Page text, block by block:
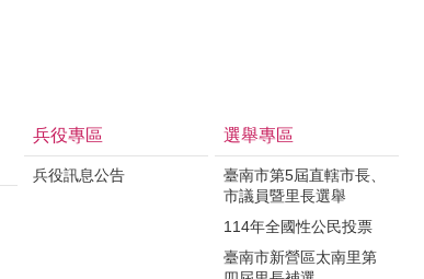
兵役專區
兵役訊息公告
選舉專區
臺南市第5屆直轄市長、
市議員暨里長選舉
114年全國性公民投票
臺南市新營區太南里第